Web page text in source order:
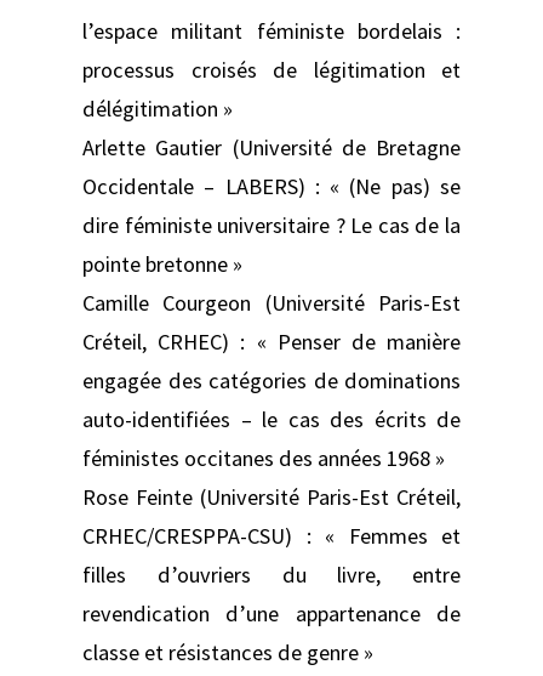
l’espace militant féministe bordelais :
processus croisés de légitimation et
délégitimation »
Arlette Gautier (Université de Bretagne
Occidentale – LABERS) : « (Ne pas) se
dire féministe universitaire ? Le cas de la
pointe bretonne »
Camille Courgeon (Université Paris-Est
Créteil, CRHEC) : « Penser de manière
engagée des catégories de dominations
auto-identifiées – le cas des écrits de
féministes occitanes des années 1968 »
Rose Feinte (Université Paris-Est Créteil,
CRHEC/CRESPPA-CSU) : « Femmes et
filles d’ouvriers du livre, entre
revendication d’une appartenance de
classe et résistances de genre »